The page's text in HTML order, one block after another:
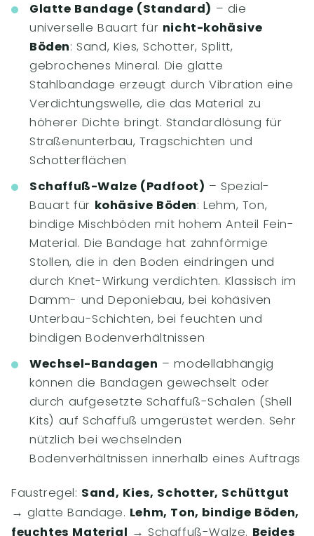
Glatte Bandage (Standard) – die
universelle Bauart für nicht-kohäsive
Böden: Sand, Kies, Schotter, Splitt,
gebrochenes Mineral. Die glatte
Stahlbandage erzeugt durch Vibration eine
Verdichtungswelle, die das Material zu
höherer Dichte bringt. Standardlösung für
Straßenunterbau, Tragschichten und
Schotterflächen
Schaffuß-Walze (Padfoot) – Spezial-
Bauart für kohäsive Böden: Lehm, Ton,
bindige Mischböden mit hohem Anteil Fein-
Material. Die Bandage hat zahnförmige
Stollen, die in den Boden eindringen und
durch Knet-Wirkung verdichten. Klassisch im
Damm- und Deponiebau, bei kohäsiven
Unterbau-Schichten, bei feuchten und
bindigen Bodenverhältnissen
Wechsel-Bandagen – modellabhängig
können die Bandagen gewechselt oder
durch aufgesetzte Schaffuß-Schalen (Shell
Kits) auf Schaffuß umgerüstet werden. Sehr
nützlich bei wechselnden
Bodenverhältnissen innerhalb eines Auftrags
Faustregel: Sand, Kies, Schotter, Schüttgut
→ glatte Bandage. Lehm, Ton, bindige Böden,
feuchtes Material → Schaffuß-Walze. Beides